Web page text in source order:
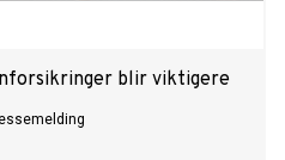
blir viktigere